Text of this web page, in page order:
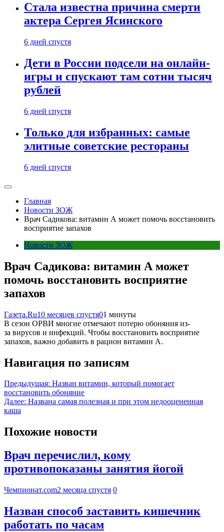
Стала известна причина смерти
актера Сергея Ясинского
6 дней спустя
Дети в России подсели на онлайн-
игры и спускают там сотни тысяч
рублей
6 дней спустя
Только для избранных: самые
элитные советские рестораны
6 дней спустя
Главная
Новости ЗОЖ
Врач Садикова: витамин А может помочь восстановить
восприятие запахов
Новости ЗОЖ
Врач Садикова: витамин А может
помочь восстановить восприятие
запахов
Газета.Ru10 месяцев спустя01 минуты
В сезон ОРВИ многие отмечают потерю обоняния из-
за вирусов и инфекций. Чтобы восстановить восприятие
запахов, важно добавить в рацион витамин А.
Навигация по записям
Предыдущая: Назван витамин, который помогает
восстановить обоняние
Далее: Названа самая полезная и при этом недооцененная
каша
Похожие новости
Врач перечислил, кому
противопоказаны занятия йогой
Чемпионат.com2 месяца спустя 0
Назван способ заставить кишечник
работать по часам